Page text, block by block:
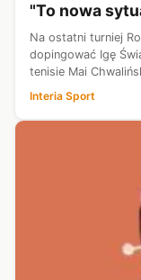
"To nowa
Na ostatni turniej
dopingować Igę
tenisie Mai
"przyjaciółką
sieci już toczy się
Interia Sport